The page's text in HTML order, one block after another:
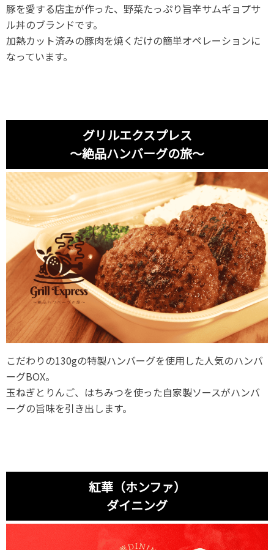
豚を愛する店主が作った、野菜たっぷり旨辛サムギョプサ
ル丼のブランドです。
加熱カット済みの豚肉を焼くだけの簡単オペレーションに
なっています。
グリルエクスプレス
～絶品ハンバーグの旅～
こだわりの130gの特製ハンバーグを使用した人気のハンバ
ーグBOX。
玉ねぎとりんご、はちみつを使った自家製ソースがハンバ
ーグの旨味を引き出します。
紅華（ホンファ）
ダイニング